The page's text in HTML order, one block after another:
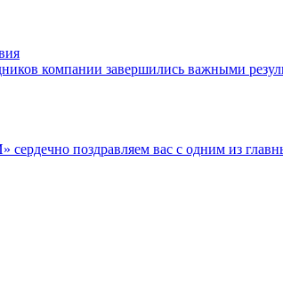
компании завершились важными
поздравляем вас с одним из